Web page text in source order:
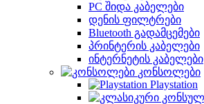
PC შიდა კაბელები
დენის ფილტრები
Bluetooth გადამცემები
პრინტერის კაბელები
ინტერნეტის კაბელები
კონსოლები
Playstation